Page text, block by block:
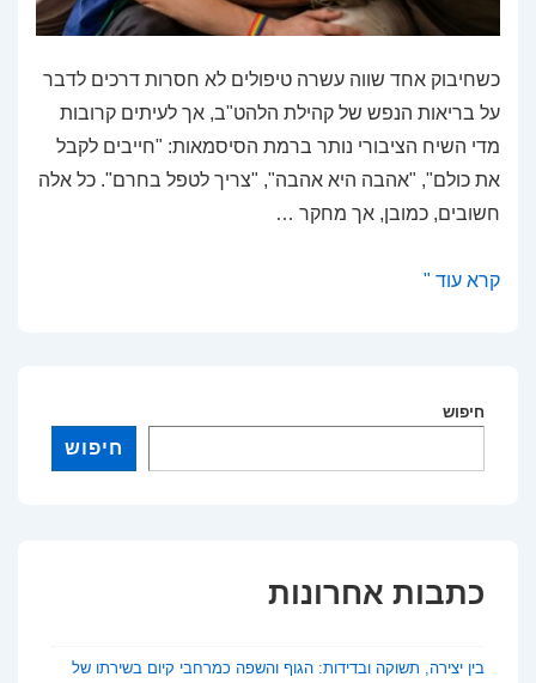
כשחיבוק אחד שווה עשרה טיפולים לא חסרות דרכים לדבר
על בריאות הנפש של קהילת הלהט"ב, אך לעיתים קרובות
מדי השיח הציבורי נותר ברמת הסיסמאות: "חייבים לקבל
את כולם", "אהבה היא אהבה", "צריך לטפל בחרם". כל אלה
חשובים, כמובן, אך מחקר …
המשפחה
תומכת
להט"ב
קרא עוד "
חיפוש
חיפוש
כתבות אחרונות
בין יצירה, תשוקה ובדידות: הגוף והשפה כמרחבי קיום בשירתו של